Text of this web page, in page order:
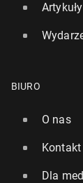
BIURO
O nas
Kontakt
Dla